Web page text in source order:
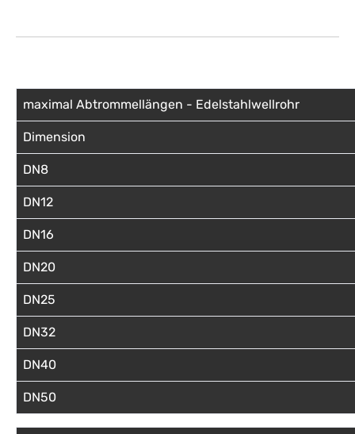
maximal Abtrommellängen - Edelstahlwellrohr
Dimension
DN8
DN12
DN16
DN20
DN25
DN32
DN40
DN50